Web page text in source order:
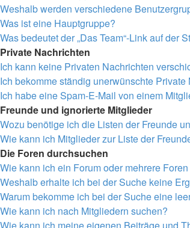
Weshalb werden verschiedene
Was ist eine Hauptgruppe?
Was bedeutet der „Das Team“-Link auf der
Private Nachrichten
Ich kann keine Privaten Nachrichten
Ich bekomme ständig unerwünschte Private
Ich habe eine Spam-E-Mail von einem
Freunde und ignorierte Mitglieder
Wozu benötige ich die Listen der Freunde
Wie kann ich Mitglieder zur Liste der
Die Foren durchsuchen
Wie kann ich ein Forum oder mehrere
Weshalb erhalte ich bei der Suche keine
Warum bekomme ich bei der Suche eine
Wie kann ich nach Mitgliedern suchen?